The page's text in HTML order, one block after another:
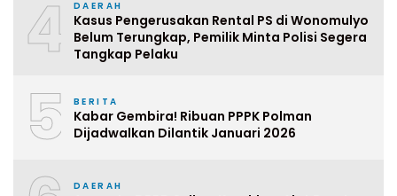
4 DAERAH
Kasus Pengerusakan Rental PS di Wonomulyo
Belum Terungkap, Pemilik Minta Polisi Segera
Tangkap Pelaku
5 BERITA
Kabar Gembira! Ribuan PPPK Polman
Dijadwalkan Dilantik Januari 2026
DAERAH